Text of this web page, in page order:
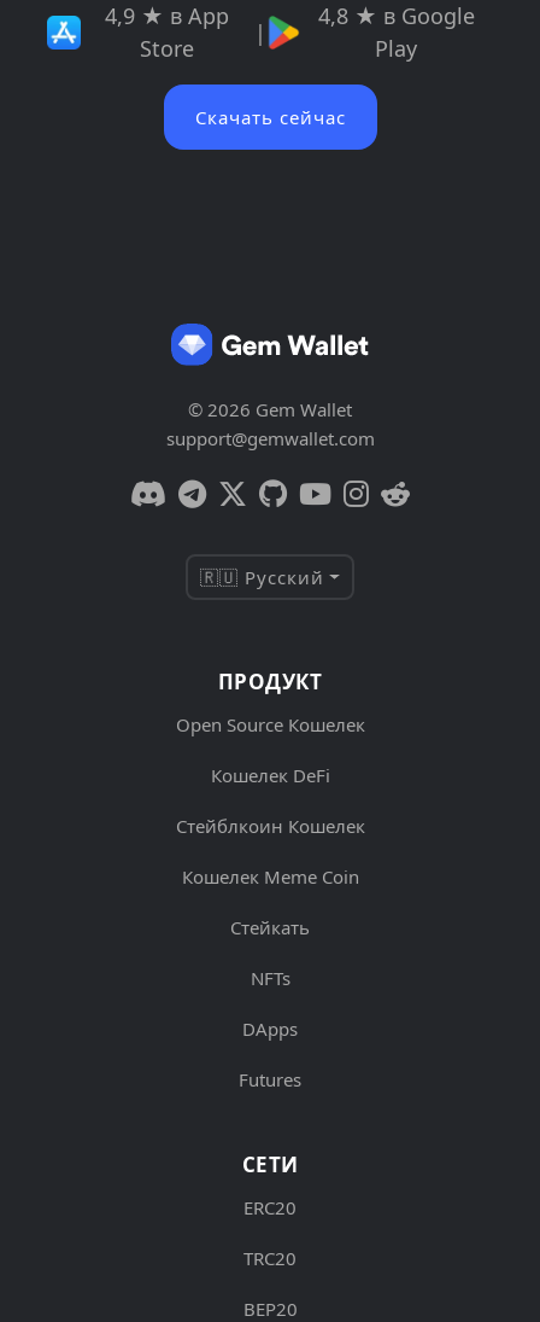
4,9 ★ в App
Store
|
4,8 ★ в Google
Play
Скачать сейчас
© 2026 Gem Wallet
support@gemwallet.com
🇷🇺 Русский
ПРОДУКТ
Open Source Кошелек
Кошелек DeFi
Стейблкоин Кошелек
Кошелек Meme Coin
Стейкать
NFTs
DApps
Futures
СЕТИ
ERC20
TRC20
BEP20